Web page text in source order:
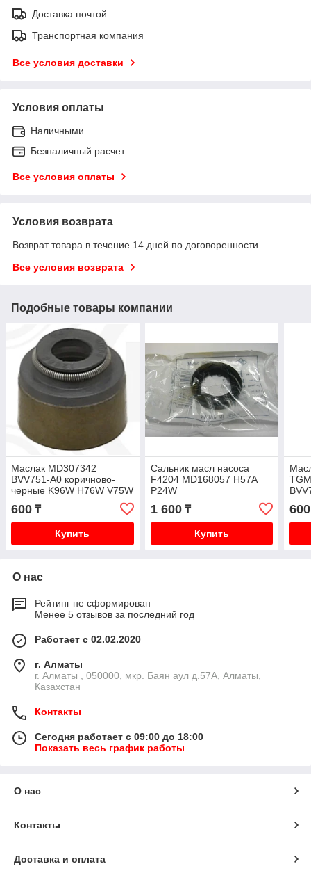
Доставка почтой
Транспортная компания
Все условия доставки
Условия оплаты
Наличными
Безналичный расчет
Все условия оплаты
Условия возврата
Возврат товара в течение 14 дней по договоренности
Все условия возврата
Подобные товары компании
Маслак MD307342
BVV751-A0 коричново-
черные K96W H76W V75W
600 ₸
Купить
Сальник масл насоса
F4204 MD168057 H57A
P24W
1 600₸
Купить
600
О нас
Рейтинг не сформирован
Менее 5 отзывов за последний год
Работает с 02.02.2020
г. Алматы
г. Алматы , 050000, мкр. Баян аул д.57А, Алматы,
Казахстан
Контакты
Сегодня работает с 09:00 до 18:00
Показать весь график работы
О нас
Контакты
Доставка и оплата